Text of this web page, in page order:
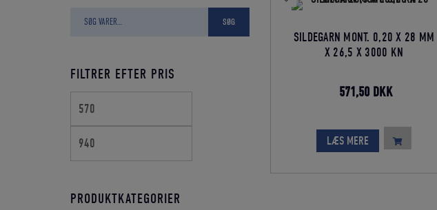
SILDEGARN MONT. 0,20 X 28 MM
X 26,5 X 3000 KN
Den
pris
var:
635,00 DKK.
571,50 DKKDen
er:
571,50
LÆS MERE
efter:
SØG
FILTRER EFTER PRIS
Mindste
pris
pris
PRODUKTKATEGORIER